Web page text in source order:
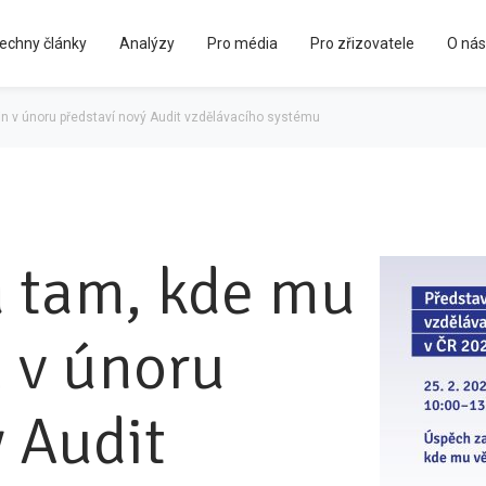
články Analýzy Pro média Pro zřizovatele
Kápézetka - průvodce pro zřizovatele
O nás
v únoru představí nový Audit vzdělávacího systému
tam, kde mu
v únoru
Audit